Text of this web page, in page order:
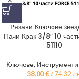
Рязани Ключове
Пачи Крак 3/8″ 10
51110
Ключове, Инструменти
38,00€ / 74.32